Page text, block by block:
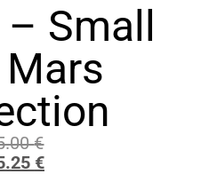
Small
€
€